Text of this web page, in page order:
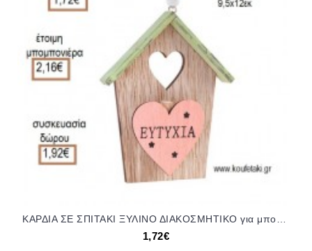
ΚΑΡΔΙΑ ΣΕ ΣΠΙΤΑΚΙ ΞΥΛΙΝΟ ΔΙΑΚΟΣΜΗΤΙΚΟ για μπομπονιέρες - γούρια ΠΑΡ-152051/41109 1.72€!!!
1,72€